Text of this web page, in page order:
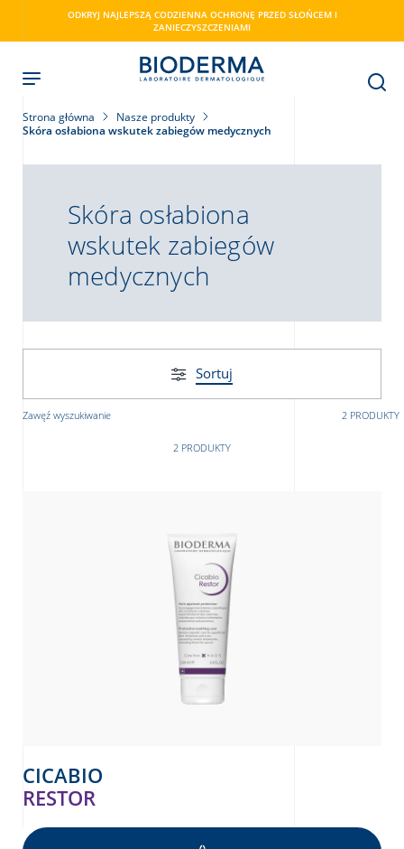
ODKRYJ NAJLEPSZĄ CODZIENNA OCHRONĘ PRZED SŁOŃCEM I
ZANIECZYSZCZENIAMI
Strona główna
Nasze produkty
Skóra osłabiona wskutek zabiegów medycznych
Skóra osłabiona
wskutek zabiegów
medycznych
Sortuj
Zawęź wyszukiwanie 2 PRODUKTY
2 PRODUKTY
CICABIO
RESTOR